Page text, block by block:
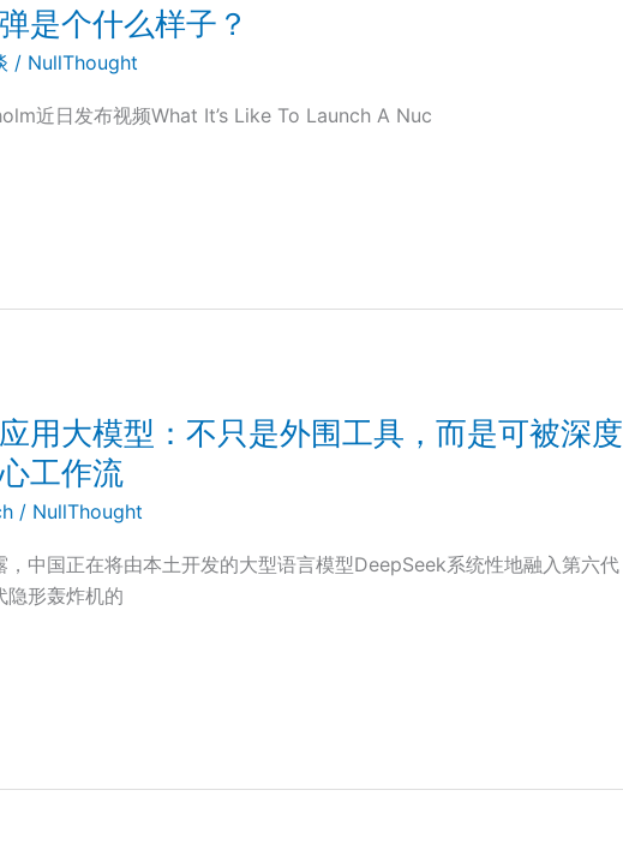
是个什么样子？
/ NullThought
近日发布视频What It’s Like To Launch A Nuc
用大模型：不只是外围工具，而是可被深度
工作流
/ NullThought
，中国正在将由本土开发的大型语言模型DeepSeek系统性地融入第六代
隐形轰炸机的